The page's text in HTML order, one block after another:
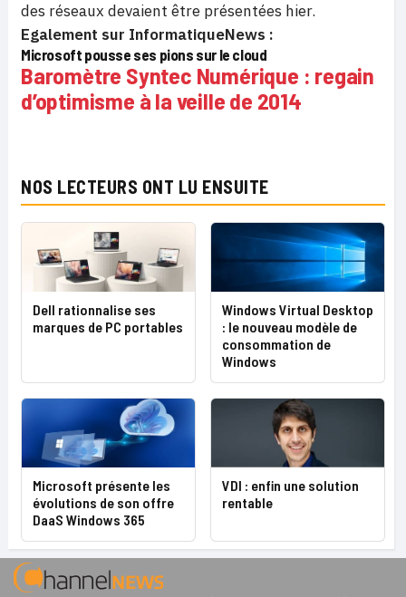
des réseaux devaient être présentées hier.
Egalement sur InformatiqueNews :
Microsoft pousse ses pions sur le cloud
Baromètre Syntec Numérique : regain
d’optimisme à la veille de 2014
NOS LECTEURS ONT LU ENSUITE
Dell rationnalise ses
marques de PC portables
Windows Virtual Desktop
: le nouveau modèle de
consommation de
Windows
Microsoft présente les
évolutions de son offre
DaaS Windows 365
VDI : enfin une solution
rentable